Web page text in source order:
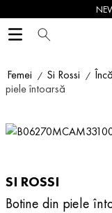
Femei Si Rossi
piele întoarsă
SI ROSSI
Botine din piele